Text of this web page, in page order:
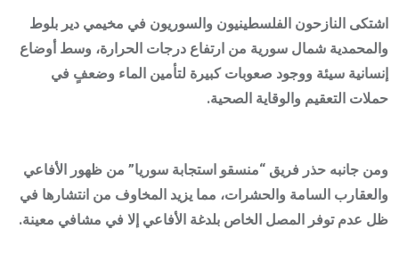
اشتكى النازحون الفلسطينيون والسوريون في مخيمي دير بلوط
والمحمدية شمال سورية من ارتفاع درجات الحرارة، وسط أوضاع
إنسانية سيئة ووجود صعوبات كبيرة لتأمين الماء وضعفٍ في
حملات التعقيم والوقاية الصحية.
ومن جانبه حذر فريق “منسقو استجابة سوريا” من ظهور الأفاعي
والعقارب السامة والحشرات، مما يزيد المخاوف من انتشارها في
ظل عدم توفر المصل الخاص بلدغة الأفاعي إلا في مشافي معينة.